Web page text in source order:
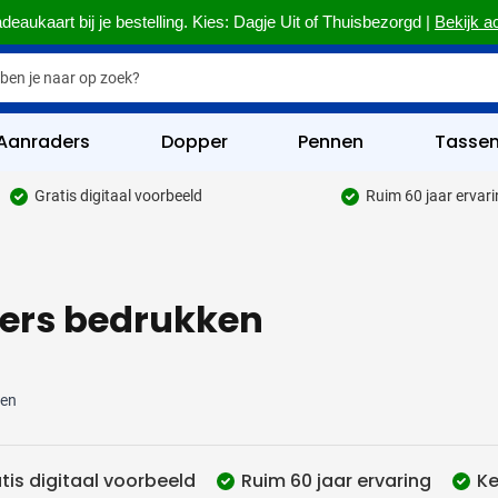
bij je bestelling. Kies: Dagje Uit of Thuisbezorgd | Bekijk
& Kantoor categorie
categorie
categorie
& Veiligheid categorie
Dopper Pennen Tassen
Gratis digitaal voorbeeld Ruim 60 jaar
bedrukken
digitaal voorbeeld Ruim 60 jaar ervaring